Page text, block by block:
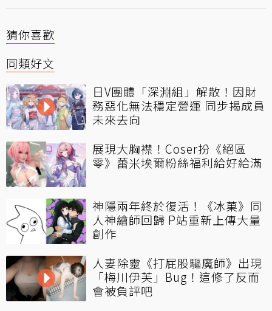
猜你喜歡
同類好文
日V團體「深淵組」解散！因財
務惡化無法穩定營運 同步揭成員
未來去向
展現大胸襟！Coser扮《絕區
零》蕾米埃爾粉絲福利給好給滿
神隱兩年終於復活！《冰菓》同
人神繪師回歸 P站重新上傳大量
創作
人妻除靈《打屁股驅魔師》出現
「梅川伊芙」Bug！這修了反而
會被負評吧